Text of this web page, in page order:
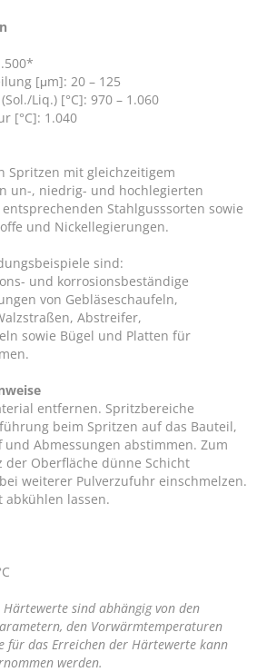
[μm]: 20 – 125
Liq.) [°C]: 970 – 1.060
[°C]: 1.040
Spritzen mit gleichzeitigem
un-, niedrig- und hochlegierten
Stahlgusssorten sowie
und Nickellegierungen.
sind:
und korrosionsbeständige
von Gebläseschaufeln,
Abstreifer,
sowie Bügel und Platten für
entfernen. Spritzbereiche
beim Spritzen auf das Bauteil,
und Abmessungen abstimmen. Zum
der Oberfläche dünne Schicht
weiterer Pulverzufuhr einschmelzen.
lassen.
sind abhängig von den
den Vorwärmtemperaturen
für das Erreichen der Härtewerte kann
werden.